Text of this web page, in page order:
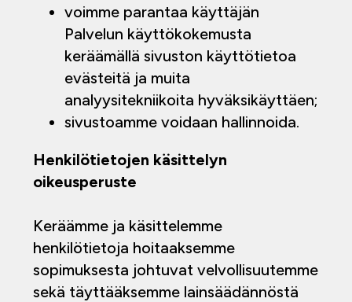
voimme parantaa käyttäjän
Palvelun käyttökokemusta
keräämällä sivuston käyttötietoa
evästeitä ja muita
analyysitekniikoita hyväksikäyttäen;
sivustoamme voidaan hallinnoida.
Henkilötietojen käsittelyn
oikeusperuste
Keräämme ja käsittelemme
henkilötietoja hoitaaksemme
sopimuksesta johtuvat velvollisuutemme
sekä täyttääksemme lainsäädännöstä